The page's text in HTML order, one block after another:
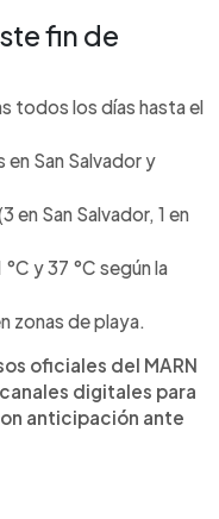
fin de
todos los días hasta el
en San Salvador y
en San Salvador, 1 en
y 37 °C según la
zonas de playa.
oficiales del MARN
digitales para
anticipación ante